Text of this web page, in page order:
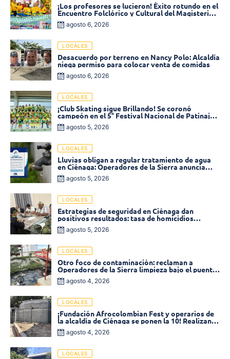
¡Los profesores se lucieron! Éxito rotundo en el
Encuentro Folclórico y Cultural del Magisterio
2026 en Ciénaga
agosto 6, 2026
LOCALES
Desacuerdo por terreno en Nancy Polo: Alcaldía
niega permiso para colocar venta de comidas
agosto 6, 2026
LOCALES
¡Club Skating sigue Brillando! Se coronó
campeón en el 5° Festival Nacional de Patinaje
«Soledad sobre Ruedas»
agosto 5, 2026
LOCALES
Lluvias obligan a regular tratamiento de agua
en Ciénaga: Operadores de la Sierra anuncia
baja presión en varios sectores
agosto 5, 2026
LOCALES
Estrategias de seguridad en Ciénaga dan
positivos resultados: tasa de homicidios
disminuyó un 58% en 2026
agosto 5, 2026
LOCALES
Otro foco de contaminación: reclaman a
Operadores de la Sierra limpieza bajo el puente
de la calle 19 con carrera 11
agosto 4, 2026
LOCALES
¡Fundación Afrocolombian Fest y operarios de
la alcaldía de Ciénaga se ponen la 10! Realizan
limpieza de la parte posterior del Coliseo
Monumental
agosto 4, 2026
LOCALES